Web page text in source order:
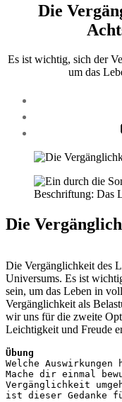
Die
Es ist wichtig, sich der
um das
Die
Die Vergänglichkeit des
Universums. Es ist
sein, um das Leben in
Vergänglichkeit als
wir uns für die zweite
Leichtigkeit und Freude
Übung
Welche
Mache dir einmal
Vergänglichkeit
ist dieser Gedanke